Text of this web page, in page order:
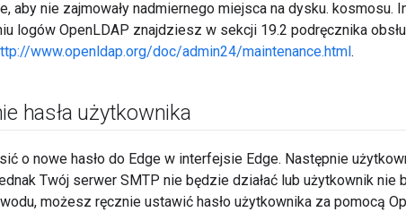
aby nie zajmowały nadmiernego miejsca na dysku. kosmosu.
logów OpenLDAP znajdziesz w sekcji 19.2 podręcznika
www.openldap.org/doc/admin24/maintenance.html.
hasła użytkownika
o nowe hasło do Edge w interfejsie Edge. Następnie
Twój serwer SMTP nie będzie działać lub użytkownik nie
możesz ręcznie ustawić hasło użytkownika za pomocą